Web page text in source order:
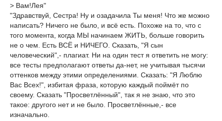
> Вам!Лея"
"Здравствуй, Сестра! Ну и озадачила Ты меня! Что же можно
написать? Ничего не было, и всё есть. Похоже на то, что с
того момента, когда МЫ начинаем ЖИТЬ, больше говорить
не о чем. Есть ВСЁ и НИЧЕГО. Сказать, "Я сын
человеческий",- плагиат. Ни на один тест я ответить не могу:
все тесты предполагают ответы да-нет, не учитывая тысячи
оттенков между этими определениями. Сказать: "Я Люблю
Вас Всех!", избитая фраза, которую каждый поймёт по
своему. Сказать "Просветлённый", так я не знаю, что это
такое: другого нет и не было. Просветлённые,- все
изначально.